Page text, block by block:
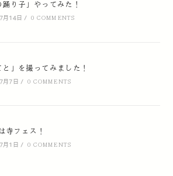
踊り子」やってみた！
月14日 / 0 COMMENTS
と」を撮ってみました！
月7日 / 0 COMMENTS
寺フェス！
月1日 / 0 COMMENTS